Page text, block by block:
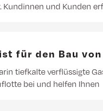
und Kunden
für den Bau
tiefkalte verflüssigte
bei und helfen Ihnen